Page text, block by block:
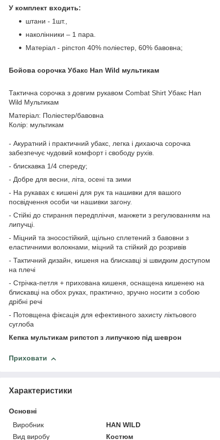
У комплект входить:
штани - 1шт.,
наколінники – 1 пара.
Матеріал - ріпстоп 40% поліестер, 60% бавовна;
Бойова сорочка Убакс Han Wild мультикам
Тактична сорочка з довгим рукавом Combat Shirt Убакс Han
Wild Мультикам
Матеріал: Поліестер/бавовна
Колір: мультикам
- Акуратний і практичний убакс, легка і дихаюча сорочка
забезпечує чудовий комфорт і свободу рухів.
- блискавка 1/4 спереду;
- Добре для весни, літа, осені та зими
- На рукавах є кишені для рук та нашивки для вашого
посвідчення особи чи нашивки загону.
- Стійкі до стирання передпліччя, манжети з регулюванням на
липучці.
- Міцний та зносостійкий, щільно сплетений з бавовни з
еластичними волокнами, міцний та стійкий до розривів
- Тактичний дизайн, кишеня на блискавці зі швидким доступом
на плечі
- Стрічка-петля + прихована кишеня, оснащена кишенею на
блискавці на обох руках, практично, зручно носити з собою
дрібні речі
- Потовщена фіксація для ефективного захисту ліктьового
суглоба
Кепка мультикам рипстоп з липучкою під шеврон
Приховати
Характеристики
Основні
Виробник
HAN WILD
Вид виробу
Костюм